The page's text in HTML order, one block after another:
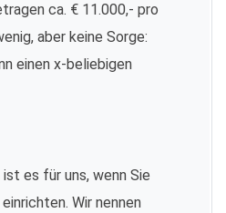
ca. € 11.000,- pro
aber keine Sorge:
einen x-beliebigen
es für uns, wenn Sie
Wir nennen